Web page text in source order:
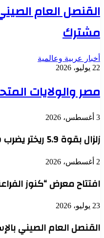
القنصل العام
مشترك
أخبار عربية وعالمية
22 يوليو، 2026
مصر والولايات
3 أغسطس، 2026
زلزال بقوة 5.9 ريختر يضرب شرق القاهرة فجر اليوم.. ولا خسائر حتى الآن
2 أغسطس، 2026
افتتاح معرض “كنوز الفراعنة” في
23 يوليو، 2026
القنصل العام الصيني